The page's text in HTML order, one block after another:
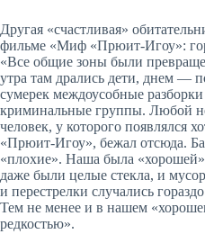
Другая «счастливая»
фильме «Миф «Прюит-Игоу»:
«Все общие зоны были
утра там дрались дети, днем —
сумерек междоусобные
криминальные группы. Любой
человек, у которого появлялся
«Прюит-Игоу», бежал отсюда.
«плохие». Наша была
даже были целые стекла, и
и перестрелки случались
Тем не менее и в нашем
редкостью».